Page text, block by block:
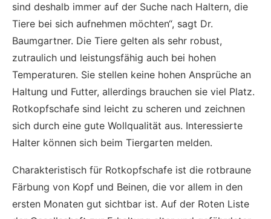
sind deshalb immer auf der Suche nach Haltern, die
Tiere bei sich aufnehmen möchten“, sagt Dr.
Baumgartner. Die Tiere gelten als sehr robust,
zutraulich und leistungsfähig auch bei hohen
Temperaturen. Sie stellen keine hohen Ansprüche an
Haltung und Futter, allerdings brauchen sie viel Platz.
Rotkopfschafe sind leicht zu scheren und zeichnen
sich durch eine gute Wollqualität aus. Interessierte
Halter können sich beim Tiergarten melden.
Charakteristisch für Rotkopfschafe ist die rotbraune
Färbung von Kopf und Beinen, die vor allem in den
ersten Monaten gut sichtbar ist. Auf der Roten Liste